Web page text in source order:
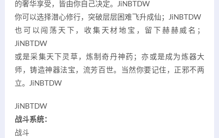
的奢华享受，皆由你自己决定。 JiNBTDW
你可以选择潜心修行，突破层层困难飞升成仙； JiNBTDW
也可以闯荡天下，收集天材地宝，留下赫赫威名；
JiNBTDW
或是采集天下灵草，炼制奇丹神药；亦或是成为炼器大
师，铸造神器法宝，流芳百世。当然你要记住，正邪不两
立。 JiNBTDW
JiNBTDW
战斗系统：
战斗